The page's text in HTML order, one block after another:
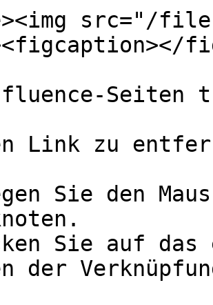
src="/files/
Seiten
Link zu
Sie den
Sie auf das
der